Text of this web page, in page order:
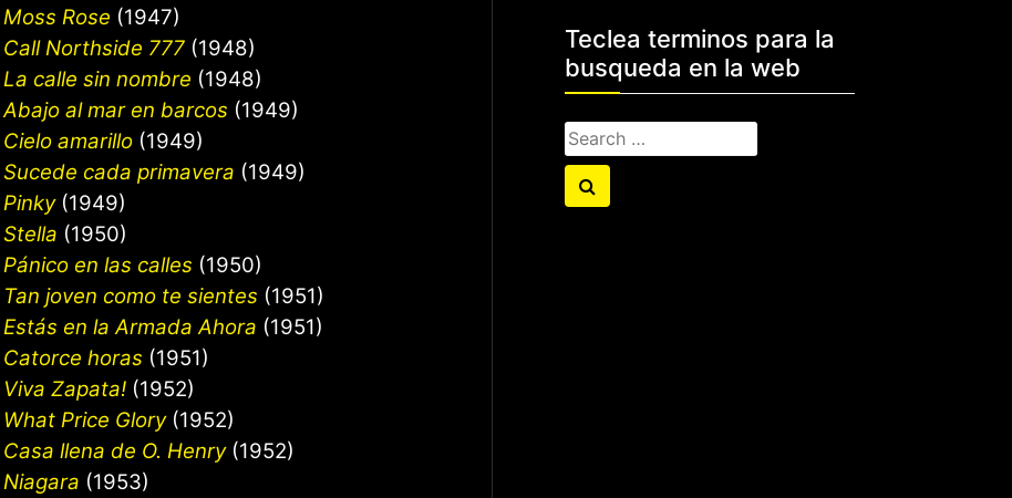
Moss Rose (1947)
Call Northside 777 (1948)
La calle sin nombre (1948)
Abajo al mar en barcos (1949)
Cielo amarillo (1949)
Sucede cada primavera (1949)
Pinky(1949)
Stella (1950)
Pánico en las calles (1950)
Tan joven como te sientes (1951)
Estás en la Armada Ahora (1951)
Catorce horas (1951)
Viva Zapata! (1952)
What Price Glory(1952)
Casa llena de O. Henry(1952)
Niagara (1953)
Teclea terminos para la
busqueda en la web
Search
for:
Search